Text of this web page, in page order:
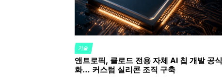
POSTED
IN
기술
앤트로픽, 클로드 전용 자체 AI 칩 개발 공식
화… 커스텀 실리콘 조직 구축